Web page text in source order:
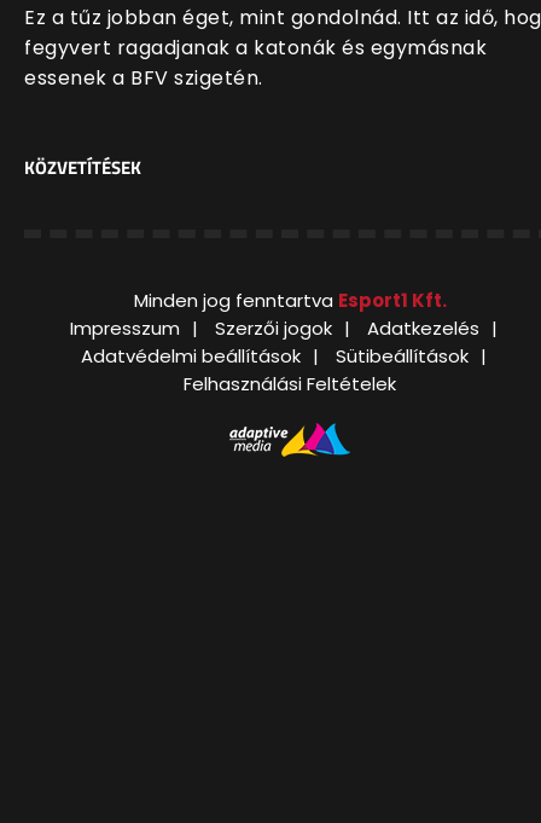
Ez a tűz jobban éget, mint gondolnád. Itt az idő,
fegyvert ragadjanak a katonák és egymásnak
essenek a BFV szigetén.
KÖZVETÍTÉSEK
Minden jog fenntartva Esport1 Kft.
Impresszum
Szerzői jogok
Adatkezelés
Adatvédelmi beállítások
Sütibeállítások
Felhasználási Feltételek